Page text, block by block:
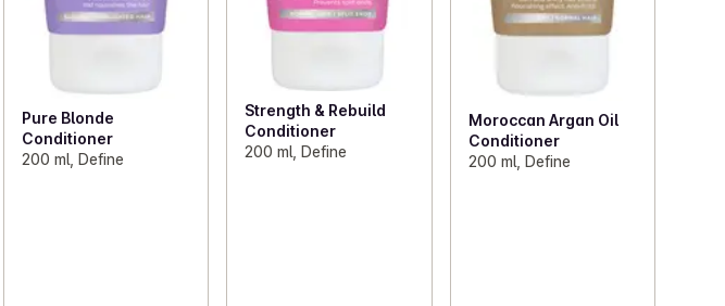
Pure Blonde
Conditioner
200 ml, Define
Strength & Rebuild
Conditioner
200 ml, Define
Moroccan Argan Oil
Conditioner
200 ml, Define